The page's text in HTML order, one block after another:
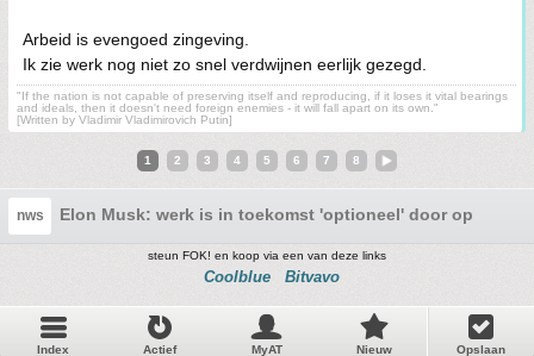
Arbeid is evengoed zingeving.
Ik zie werk nog niet zo snel verdwijnen eerlijk gezegd.
"If the nation is not capable of preserving itself and reproducing, if it loses it vital bearings
and ideals, then it doesn't need foreign enemies - it will fall apart on its own."
[Written by Vladimir Vladimirovich Putin]
1 2 3 4 5 6 7 8
nws Elon Musk: werk is in toekomst 'optioneel' door opkomst
steun FOK! en koop via een van deze links
Coolblue Bitvavo
Index Actief MyAT Nieuw Opslaan